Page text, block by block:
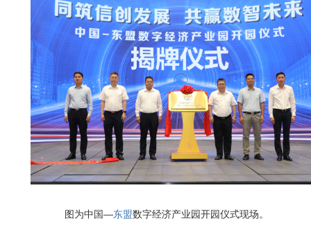
图为中国—东盟数字经济产业园开园仪式现场。